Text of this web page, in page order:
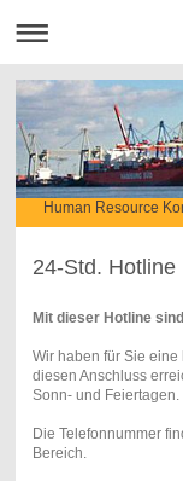
Human Resource
24-Std. Hotline
Mit dieser Hotline
Wir haben für Sie
diesen Anschluss
Sonn- und Feiertagen.
Die Telefonnummer
Bereich.